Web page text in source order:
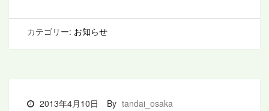
カテゴリー: お知らせ
2013年4月10日 By tandai_osaka